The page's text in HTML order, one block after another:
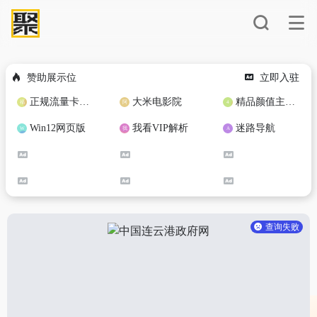
赞助展示位 立即入驻
正规流量卡免费加盟合作 大米电影院 精品颜值主播定制
Win12网页版 我看VIP解析 迷路导航
查询失败